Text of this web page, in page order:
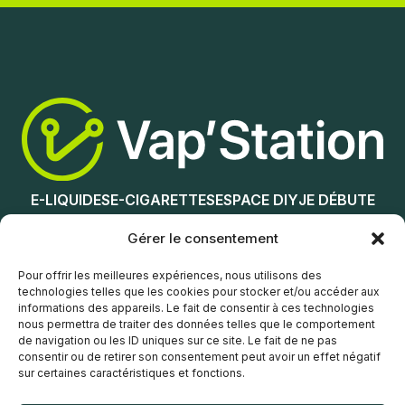
Gérer le consentement
Pour offrir les meilleures expériences, nous utilisons des
technologies telles que les cookies pour stocker et/ou accéder aux
informations des appareils. Le fait de consentir à ces technologies
nous permettra de traiter des données telles que le comportement
de navigation ou les ID uniques sur ce site. Le fait de ne pas
consentir ou de retirer son consentement peut avoir un effet négatif
sur certaines caractéristiques et fonctions.
Ajouter au panier
E-LIQUIDESE-CIGARETTESESPACE DIYJE DÉBUTE
NOS MAGASINS
Service client